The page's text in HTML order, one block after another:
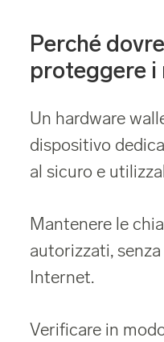
Perché
proteggere i
Un hardware
dispositivo
al sicuro e
Mantenere le
autorizzati,
Internet.
Verificare in